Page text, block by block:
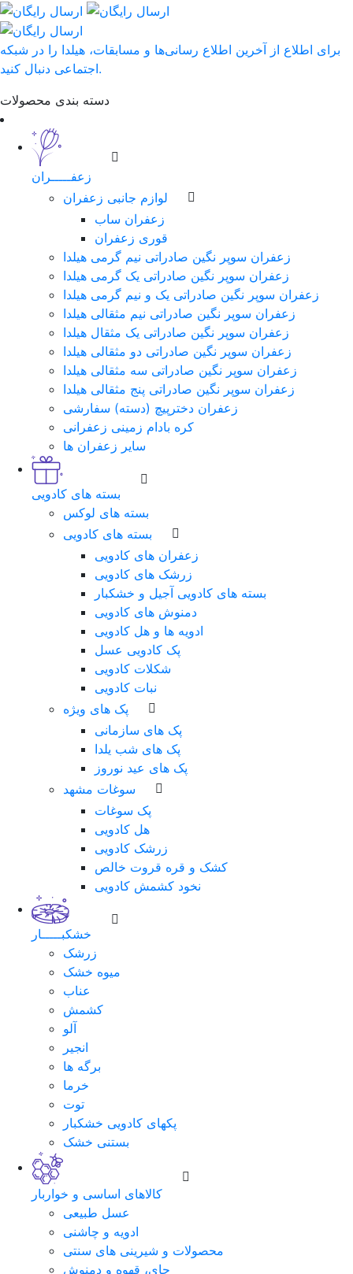
برای اطلاع از آخرین اطلاع رسانی‌ها و مسابقات، هیلدا را در شبکه
اجتماعی دنبال کنید.
دسته بندی محصولات
زعفـــــران
لوازم جانبی زعفران
زعفران ساب
قوری زعفران
زعفران سوپر نگین صادراتی نیم گرمی هیلدا
زعفران سوپر نگین صادراتی یک گرمی هیلدا
زعفران سوپر نگین صادراتی یک و نیم گرمی هیلدا
زعفران سوپر نگین صادراتی نیم مثقالی هیلدا
زعفران سوپر نگین صادراتی یک مثقال هیلدا
زعفران سوپر نگین صادراتی دو مثقالی هیلدا
زعفران سوپر نگین صادراتی سه مثقالی هیلدا
زعفران سوپر نگین صادراتی پنج مثقالی هیلدا
زعفران دخترپیچ (دسته) سفارشی
کره بادام زمینی زعفرانی
سایر زعفران ها
بسته های کادویی
بسته های لوکس
بسته های کادویی
زعفران های کادویی
زرشک های کادویی
بسته های کادویی آجیل و خشکبار
دمنوش های کادویی
ادویه ها و هل کادویی
پک کادویی عسل
شکلات کادویی
نبات کادویی
پک های ویژه
پک های سازمانی
پک های شب یلدا
پک های عید نوروز
سوغات مشهد
پک سوغات
هل کادویی
زرشک کادویی
کشک و قره قروت خالص
نخود کشمش کادویی
خشکبـــــار
زرشک
میوه خشک
عناب
کشمش
آلو
انجیر
برگه ها
خرما
توت
پکهای کادویی خشکبار
بستنی خشک
کالاهای اساسی و خواربار
عسل طبیعی
ادویه و چاشنی
محصولات و شیرینی های سنتی
چای، قهوه و دمنوش